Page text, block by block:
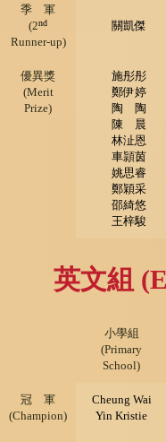
季 軍
(2nd
Runner-up)
關凱傑
優異獎
(Merit
Prize)
施彤彤
鄭伊婷
陶 陶
陳 晨
林沚恩
車頴茵
姚思睿
鄭穎采
邵綺悠
王梓駿
英文組
小學組
(Primary
School)
冠 軍
(Champion)
Cheung Wai
Yin Kristie